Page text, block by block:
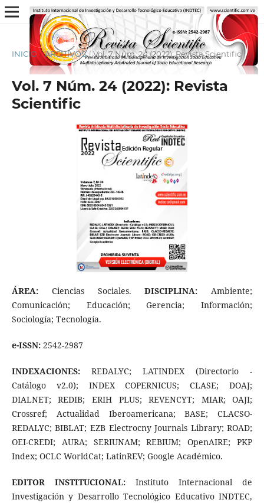
INICIO / ARCHIVOS / Vol. 7 Núm. 24 (2022): Revista Scientific
Vol. 7 Núm. 24 (2022): Revista
Scientific
ÁREA: Ciencias Sociales.DISCIPLINA:Ambiente;
Comunicación; Educación; Gerencia; Información;
Sociología; Tecnología.
e-ISSN:2542-2987
INDEXACIONES:REDALYC; LATINDEX (Directorio -
Catálogo v2.0); INDEX COPERNICUS; CLASE; DOAJ;
DIALNET; REDIB; ERIH PLUS; REVENCYT; MIAR; OAJI;
Crossref; Actualidad Iberoamericana; BASE; CLACSO-
REDALYC; BIBLAT; EZB Electrocny Journals Library; ROAD;
OEI-CREDI; AURA; SERIUNAM; REBIUM; OpenAIRE; PKP
Index; OCLC WorldCat; LatinREV; Google Académico.
EDITOR INSTITUCIONAL:Instituto Internacional de
Investigación y Desarrollo Tecnológico Educativo INDTEC,